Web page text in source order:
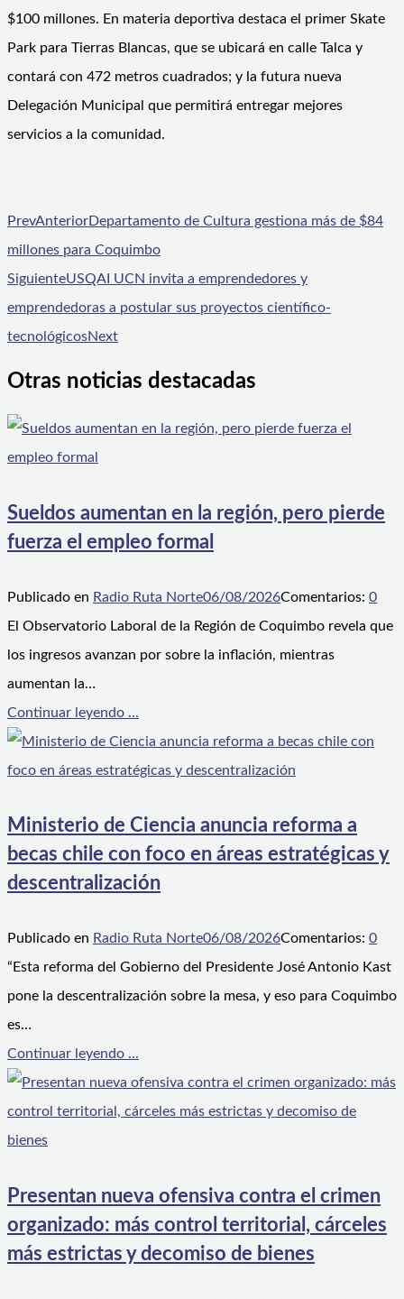
$100 millones. En materia deportiva destaca el primer Skate
Park para Tierras Blancas, que se ubicará en calle Talca y
contará con 472 metros cuadrados; y la futura nueva
Delegación Municipal que permitirá entregar mejores
servicios a la comunidad.
PrevAnteriorDepartamento de Cultura gestiona más de $84
millones para Coquimbo
SiguienteUSQAI UCN invita a emprendedores y
emprendedoras a postular sus proyectos científico-
tecnológicosNext
Otras noticias destacadas
Sueldos aumentan en la región, pero pierde
fuerza el empleo formal
Publicado en Radio Ruta Norte06/08/2026Comentarios: 0
El Observatorio Laboral de la Región de Coquimbo revela que
los ingresos avanzan por sobre la inflación, mientras
aumentan la…
Continuar leyendo ...
Ministerio de Ciencia anuncia reforma a
becas chile con foco en áreas estratégicas y
descentralización
Publicado en Radio Ruta Norte06/08/2026Comentarios: 0
“Esta reforma del Gobierno del Presidente José Antonio Kast
pone la descentralización sobre la mesa, y eso para Coquimbo
es…
Continuar leyendo ...
Presentan nueva ofensiva contra el crimen
organizado: más control territorial, cárceles
más estrictas y decomiso de bienes